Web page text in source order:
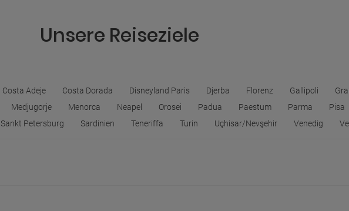
Unsere Reiseziele
Costa Adeje Costa Dorada Disneyland Paris Djerba Florenz Gallipoli
Medjugorje Menorca Neapel Orosei Padua Paestum Parma Pisa
Sankt Petersburg Sardinien Teneriffa Turin Uçhisar/Nevşehir Venedig